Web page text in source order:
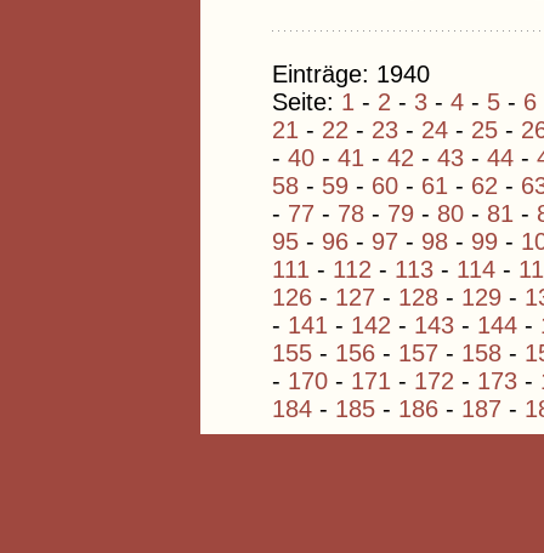
Einträge: 1940
Seite: 1 - 2 - 3 - 4 - 5 - 6
21 - 22 - 23 - 24 - 25 -
- 40 - 41 - 42 - 43 - 44 -
58 - 59 - 60 - 61 - 62 -
- 77 - 78 - 79 - 80 - 81 -
95 - 96 - 97 - 98 - 99 -
111 - 112 - 113 - 114 -
126 - 127 - 128 - 129 -
- 141 - 142 - 143 - 144 -
155 - 156 - 157 - 158 -
- 170 - 171 - 172 - 173 -
184 - 185 - 186 - 187 -